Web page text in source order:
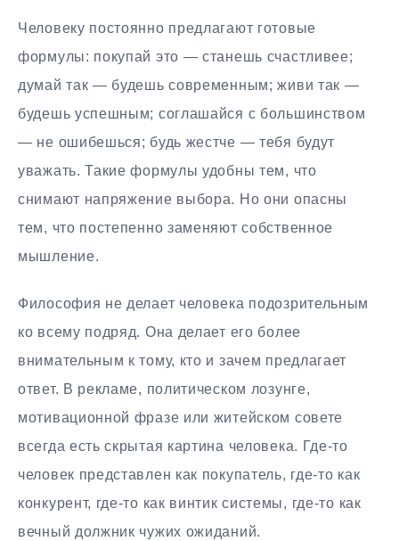
Человеку постоянно предлагают готовые
формулы: покупай это — станешь счастливее;
думай так — будешь современным; живи так —
будешь успешным; соглашайся с большинством
— не ошибешься; будь жестче — тебя будут
уважать. Такие формулы удобны тем, что
снимают напряжение выбора. Но они опасны
тем, что постепенно заменяют собственное
мышление.
Философия не делает человека подозрительным
ко всему подряд. Она делает его более
внимательным к тому, кто и зачем предлагает
ответ. В рекламе, политическом лозунге,
мотивационной фразе или житейском совете
всегда есть скрытая картина человека. Где-то
человек представлен как покупатель, где-то как
конкурент, где-то как винтик системы, где-то как
вечный должник чужих ожиданий.